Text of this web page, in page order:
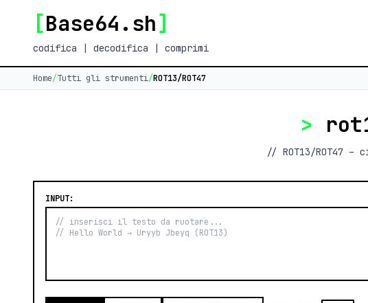
[Base64.sh]
codifica | decodifica | comprimi
Home/Tutti gli strumenti/ROT13/ROT47
>
// ROT13/ROT47
INPUT: